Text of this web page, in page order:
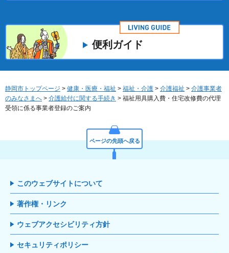
便利ガイド
静岡市トップページ > 健康・医療・福祉 > 福祉・介護 > 介護福祉 > 介護事業者
のみなさまへ > 介護給付に関する手続き > 福祉用具購入費・住宅改修費の代理
受領に係る事業者登録のご案内
ページの先頭へ戻る
このウェブサイトについて
著作権・リンク
ウェブアクセシビリティ方針
セキュリティポリシー